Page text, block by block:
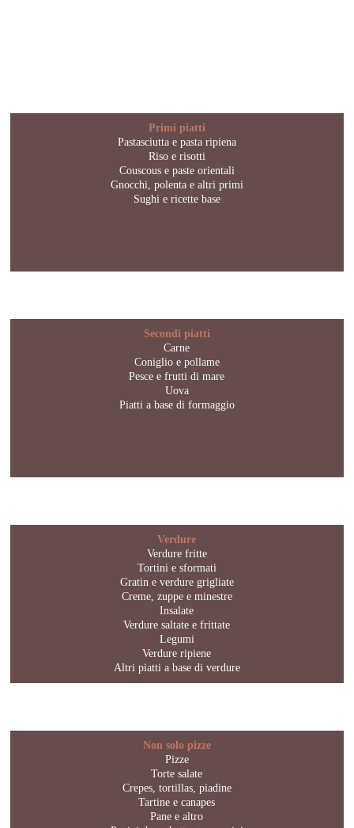
Primi piatti
Pastasciutta e pasta ripiena
Riso e risotti
Couscous e paste orientali
Gnocchi, polenta e altri primi
Sughi e ricette base
Secondi piatti
Carne
Coniglio e pollame
Pesce e frutti di mare
Uova
Piatti a base di formaggio
Verdure
Verdure fritte
Tortini e sformati
Gratin e verdure grigliate
Creme, zuppe e minestre
Insalate
Verdure saltate e frittate
Legumi
Verdure ripiene
Altri piatti a base di verdure
Non solo pizze
Pizze
Torte salate
Crepes, tortillas, piadine
Tartine e canapes
Pane e altro